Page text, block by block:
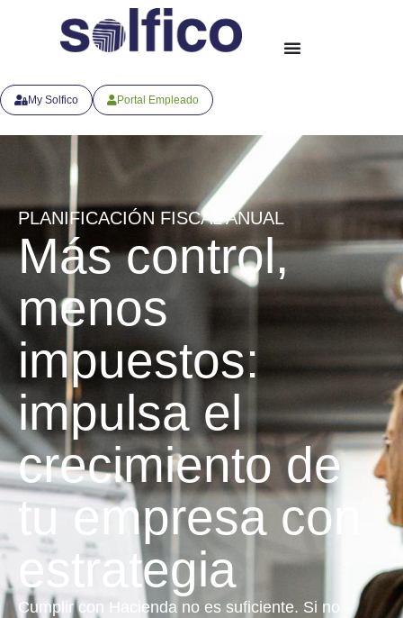
My Solfico Portal Empleado
PLANIFICACIÓN FISCAL ANUAL
Más control,
menos
impuestos:
impulsa el
crecimiento de
tu empresa con
estrategia
Cumplir con Hacienda no es suficiente. Si no